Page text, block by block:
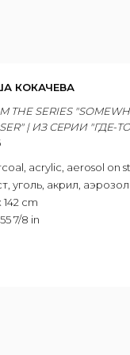
КОКАЧЕВА
THE SERIES
| ИЗ СЕРИИ
, acrylic, aerosol on
, уголь, акрил,
142 cm
7/8 in